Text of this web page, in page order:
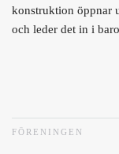
konstruktion öppnar
och leder det in i
FÖRENINGEN